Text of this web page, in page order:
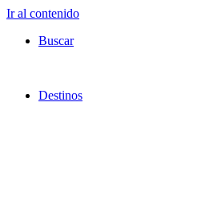
Ir al contenido
Buscar
Destinos